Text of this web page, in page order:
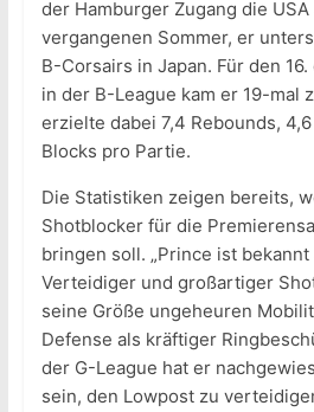
der Hamburger Zugang die
vergangenen Sommer, er
B-Corsairs in Japan. Für den
in der B-League kam er 19-mal
erzielte dabei 7,4 Rebounds,
Blocks pro Partie.
Die Statistiken zeigen bereits,
Shotblocker für die
bringen soll. „Prince ist
Verteidiger und großartiger
seine Größe ungeheuren
Defense als kräftiger
der G-League hat er
sein, den Lowpost zu